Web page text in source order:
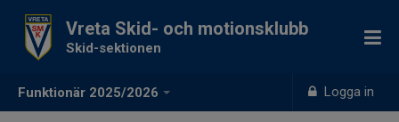
Funktionär 2025/2026 Logga in
Vreta Skid- och motionsklubb
Skid-sektionen